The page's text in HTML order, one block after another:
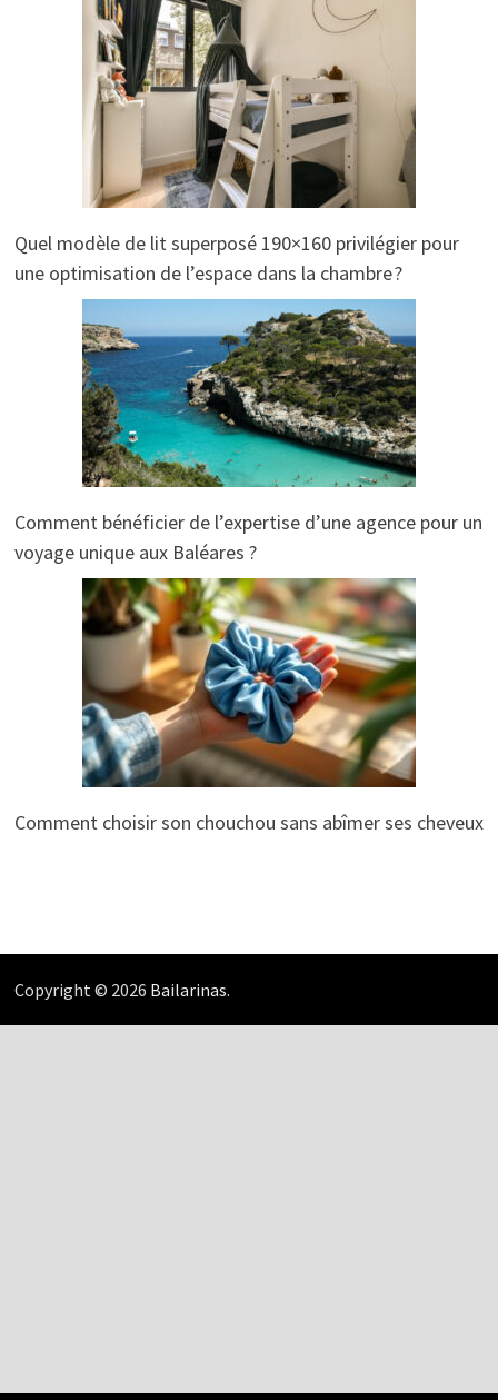
Quel modèle de lit superposé 190×160 privilégier pour
une optimisation de l’espace dans la chambre ?
Comment bénéficier de l’expertise d’une agence pour un
voyage unique aux Baléares ?
Comment choisir son chouchou sans abîmer ses cheveux
Copyright © 2026 Bailarinas.